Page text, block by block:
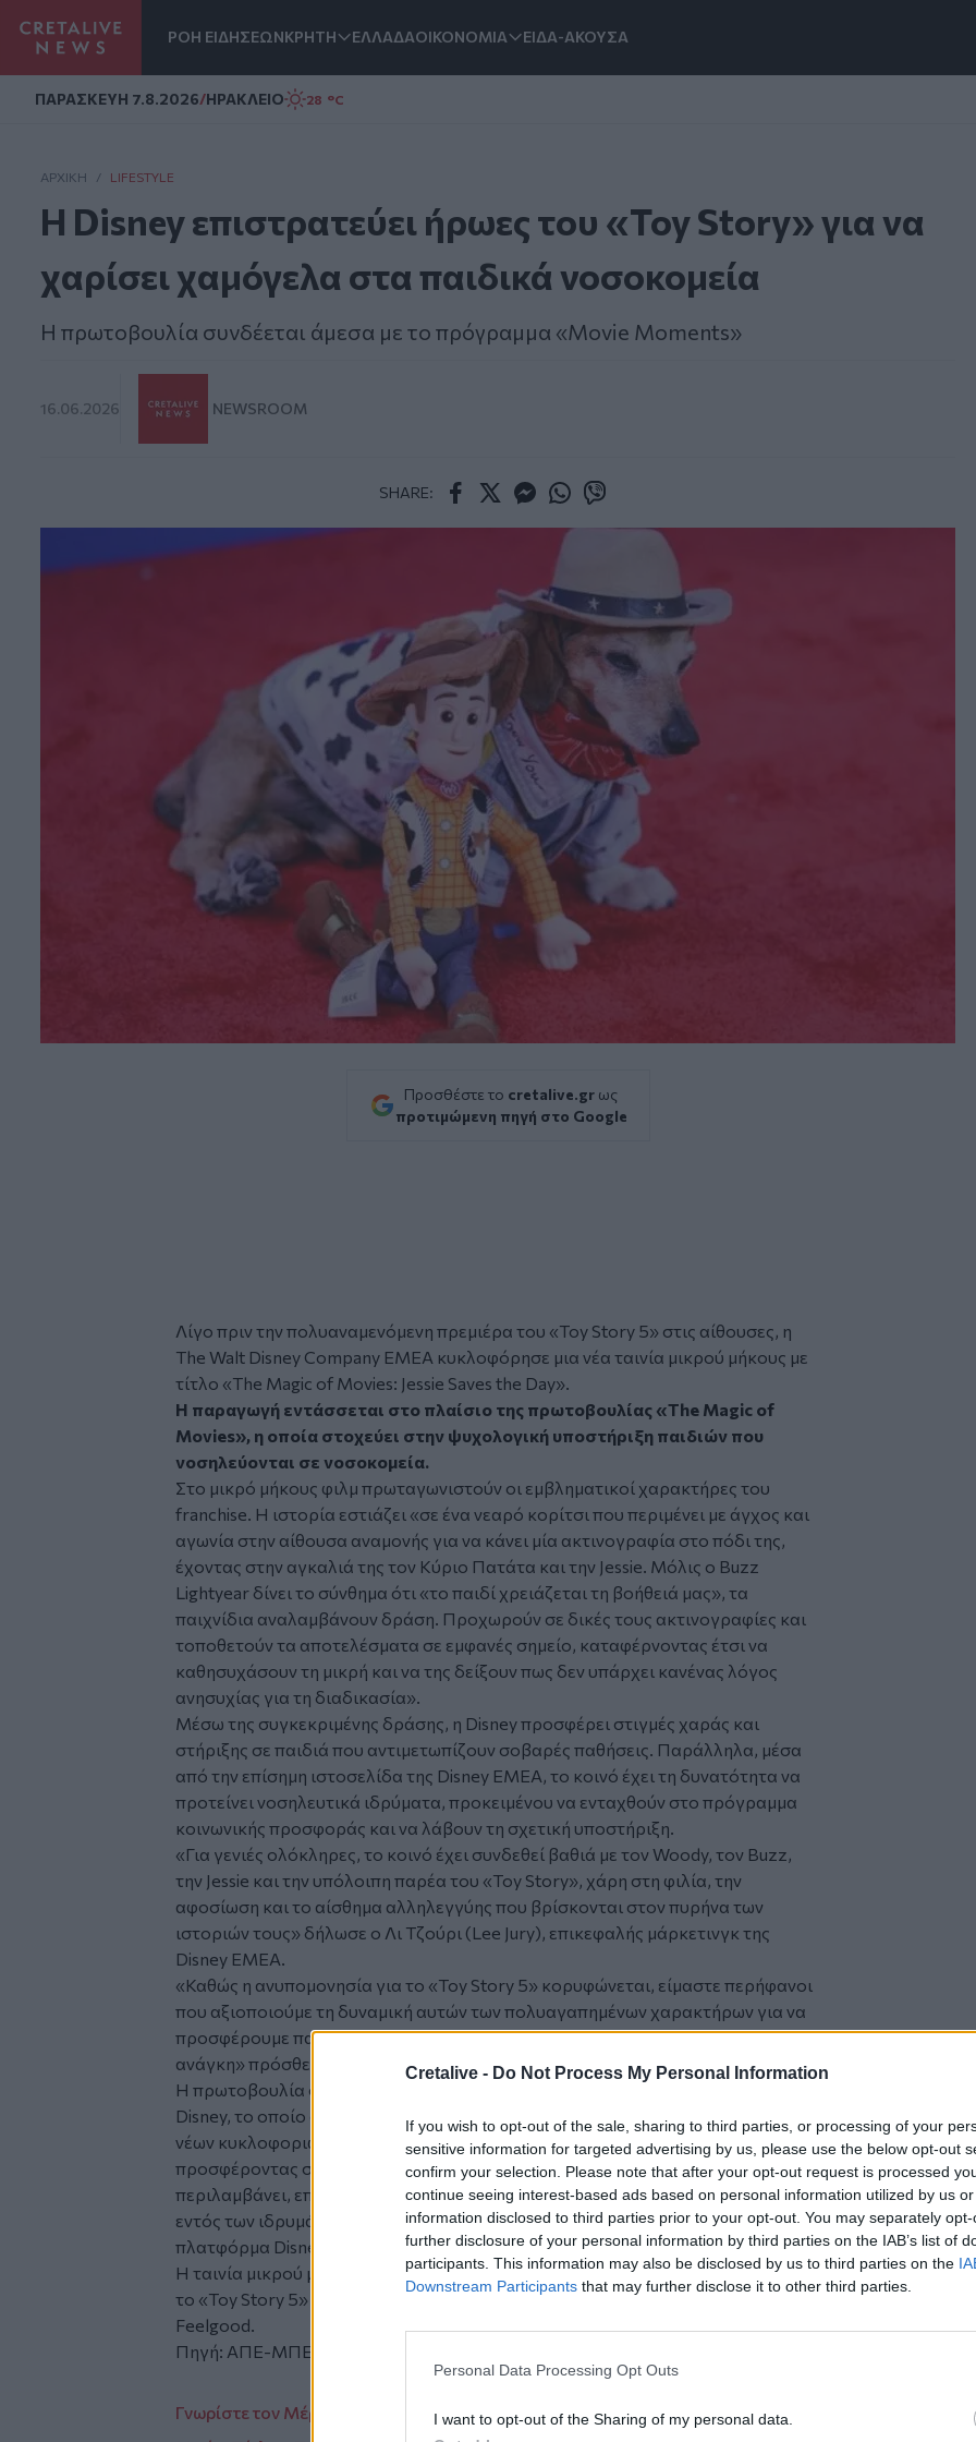
Cretalive - Do Not Process My Personal Information
If you wish to opt-out of the sale, sharing to third parties, or processing of your
sensitive information for targeted advertising by us, please use the below opt-out
confirm your selection. Please note that after your opt-out request is processed
continue seeing interest-based ads based on personal information utilized by us
information disclosed to third parties prior to your opt-out. You may separately
further disclosure of your personal information by third parties on the IAB’s list of
participants. This information may also be disclosed by us to third parties on the
Downstream Participants that may further disclose it to other third parties.
Personal Data Processing Opt Outs
I want to opt-out of the Sharing of my personal data.
ΡΟΗ ΕΙΔΗΣΕΩΝΚΡΗΤΗ ΕΛΛΑΔΑΟΙΚΟΝΟΜΙΑ ΕΙΔΑ-ΑΚΟΥΣΑ
ΠΑΡΑΣΚΕΥΗ 7.8.2026/ΗΡΑΚΛΕΙΟ 28 °C
ΑΡΧΙΚΗ / LIFESTYLE
Η Disney επιστρατεύει ήρωες του «Toy Story» για να
χαρίσει χαμόγελα στα παιδικά νοσοκομεία
Η πρωτοβουλία συνδέεται άμεσα με το πρόγραμμα «Movie Moments»
16.06.2026 NEWSROOM
SHARE:
Προσθέστε το cretalive.gr ως
προτιμώμενη πηγή στο Google
Λίγο πριν την πολυαναμενόμενη πρεμιέρα του «Toy Story 5» στις αίθουσες, η
The Walt Disney Company EMEA κυκλοφόρησε μια νέα ταινία μικρού μήκους με
τίτλο «The Magic of Movies: Jessie Saves the Day».
Η παραγωγή εντάσσεται στο πλαίσιο της πρωτοβουλίας «The Magic of
Movies», η οποία στοχεύει στην ψυχολογική υποστήριξη παιδιών που
νοσηλεύονται σε νοσοκομεία.
Στο μικρό μήκους φιλμ πρωταγωνιστούν οι εμβληματικοί χαρακτήρες του
franchise. Η ιστορία εστιάζει «σε ένα νεαρό κορίτσι που περιμένει με άγχος και
αγωνία στην αίθουσα αναμονής για να κάνει μία ακτινογραφία στο πόδι της,
έχοντας στην αγκαλιά της τον Κύριο Πατάτα και την Jessie. Μόλις ο Buzz
Lightyear δίνει το σύνθημα ότι «το παιδί χρειάζεται τη βοήθειά μας», τα
παιχνίδια αναλαμβάνουν δράση. Προχωρούν σε δικές τους ακτινογραφίες και
τοποθετούν τα αποτελέσματα σε εμφανές σημείο, καταφέρνοντας έτσι να
καθησυχάσουν τη μικρή και να της δείξουν πως δεν υπάρχει κανένας λόγος
ανησυχίας για τη διαδικασία».
Μέσω της συγκεκριμένης δράσης, η Disney προσφέρει στιγμές χαράς και
στήριξης σε παιδιά που αντιμετωπίζουν σοβαρές παθήσεις. Παράλληλα, μέσα
από την επίσημη ιστοσελίδα της Disney EMEA, το κοινό έχει τη δυνατότητα να
προτείνει νοσηλευτικά ιδρύματα, προκειμένου να ενταχθούν στο πρόγραμμα
κοινωνικής προσφοράς και να λάβουν τη σχετική υποστήριξη.
«Για γενιές ολόκληρες, το κοινό έχει συνδεθεί βαθιά με τον Woody, τον Buzz,
την Jessie και την υπόλοιπη παρέα του «Toy Story», χάρη στη φιλία, την
αφοσίωση και το αίσθημα αλληλεγγύης που βρίσκονται στον πυρήνα των
ιστοριών τους» δήλωσε ο Λι Τζούρι (Lee Jury), επικεφαλής μάρκετινγκ της
Disney EMEA.
«Καθώς η ανυπομονησία για το «Toy Story 5» κορυφώνεται, είμαστε περήφανοι
που αξιοποιούμε τη δυναμική αυτών των πολυαγαπημένων χαρακτήρων για να
προσφέρουμε παρηγοριά και χαρά στα παιδιά που το έχουν πραγματικά
ανάγκη» πρόσθεσε.
Η πρωτοβουλία συνδέεται άμεσα με το πρόγραμμα «Movie Moments» της
Disney, το οποίο συνεργάζεται με φιλανθρωπικές οργανώσεις για τη μεταφορά
νέων κυκλοφοριών αλλά και κλασικών, εμβληματικών ταινιών σε νοσοκομεία,
προσφέροντας στους μικρούς ασθενείς λίγες ώρες ξεγνοιασιά. Το πρόγραμμα
περιλαμβάνει, επίσης, τη δημιουργία κινητών κινηματογραφικών αιθουσών
εντός των ιδρυμάτων, καθώς και την παροχή δωρεάν συνδρομών στην
πλατφόρμα Disney+, σύμφωνα με το Variety.
Η ταινία μικρού μήκους «Jessie Saves the Day» είναι διαθέσιμη στο YouTube, ενώ
το «Toy Story 5» αναμένεται στις ελληνικές αίθουσες στις 18 Ιουνίου από τη
Feelgood.
Πηγή: ΑΠΕ-ΜΠΕ
Γνωρίστε τον Μέρλιν: η πάπια που έγινε η viral μασκότ του Μουντιάλ